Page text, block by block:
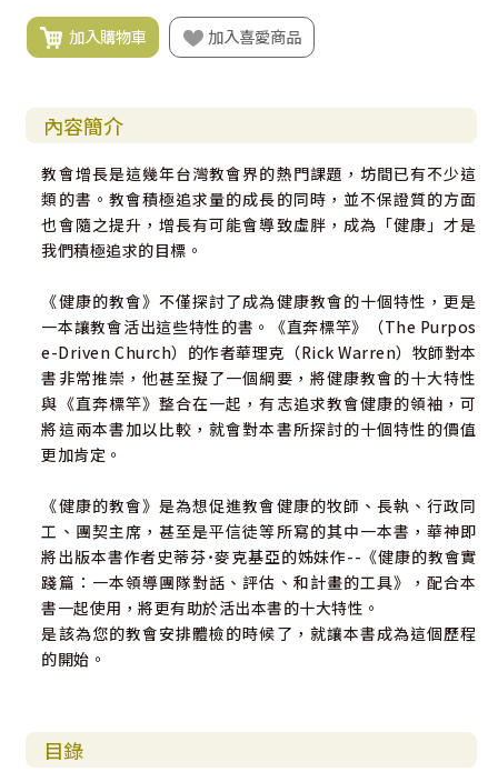
加入購物車 加入喜愛商品
內容簡介
教會增長是這幾年台灣教會界的熱門課題，坊間已有不少這
類的書。教會積極追求量的成長的同時，並不保證質的方面
也會隨之提升，增長有可能會導致虛胖，成為「健康」才是
我們積極追求的目標。
《健康的教會》不僅探討了成為健康教會的十個特性，更是
一本讓教會活出這些特性的書。《直奔標竿》（The Purpos
e-Driven Church）的作者華理克（Rick Warren）牧師對本
書非常推崇，他甚至擬了一個綱要，將健康教會的十大特性
與《直奔標竿》整合在一起，有志追求教會健康的領袖，可
將這兩本書加以比較，就會對本書所探討的十個特性的價值
更加肯定。
《健康的教會》是為想促進教會健康的牧師、長執、行政同
工、團契主席，甚至是平信徒等所寫的其中一本書，華神即
將出版本書作者史蒂芬˙麥克基亞的姊妹作--《健康的教會實
踐篇：一本領導團隊對話、評估、和計畫的工具》，配合本
書一起使用，將更有助於活出本書的十大特性。
是該為您的教會安排體檢的時候了，就讓本書成為這個歷程
的開始。
目錄